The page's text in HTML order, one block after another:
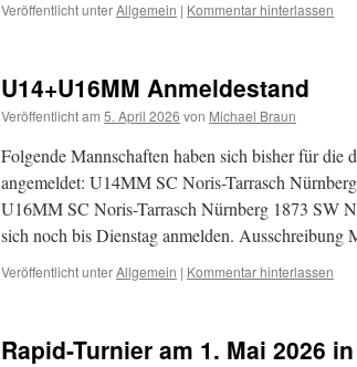
Veröffentlicht unterAllgemein | Kommentar hinterlassen
U14+U16MM Anmeldestand
Veröffentlicht am 5. April 2026 von Michael Braun
Folgende Mannschaften haben sich bisher für die
angemeldet: U14MM SC Noris-Tarrasch
U16MM SC Noris-Tarrasch Nürnberg 1873 SW
sich noch bis Dienstag anmelden.
Veröffentlicht unterAllgemein | Kommentar hinterlassen
Rapid-Turnier am 1. Mai 2026